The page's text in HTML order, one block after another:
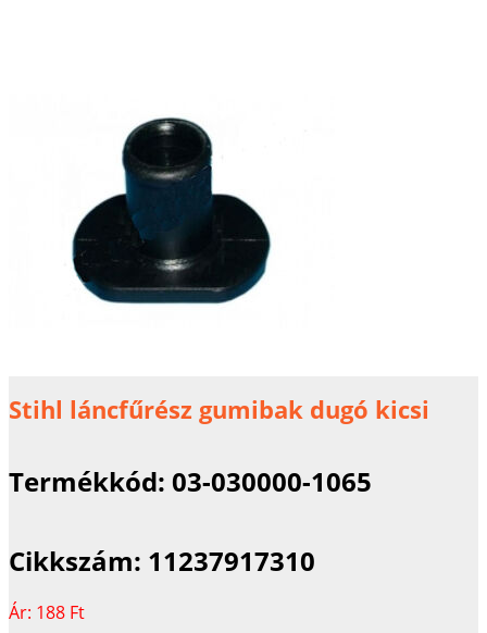
Stihl láncfűrész gumibak dugó kicsi
Termékkód: 03-030000-1065
Cikkszám: 11237917310
Ár: 188 Ft